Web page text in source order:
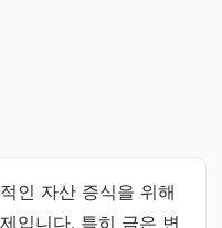
인 자산 증식을 위해
입니다. 특히 금은 변